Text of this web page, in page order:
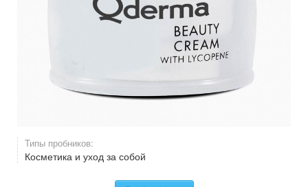
Типы пробников:
Косметика и уход за собой